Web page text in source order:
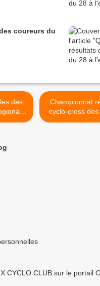
coureurs du
9 et 10
Championnat
cyclo-cross des
cyclisme à
CYCLO CLUB sur le portail